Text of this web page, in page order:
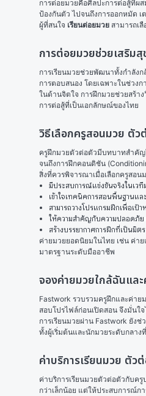
การต่อยมวยคือศิลปะการต่อสู้ที่ผ
ป้องกันตัว ไปจนถึงการออกหมัด เ
ผู้ที่สนใจ เรียนต่อยมวย สามารถเ
การต่อยมวยช่วยเสริม
การเรียนมวยช่วยพัฒนาทั้งกำลัง
การตอบสนอง โดยเฉพาะในช่วงก
ในด้านจิตใจ การฝึกมวยช่วยสร้า
การต่อสู้ที่เป็นเอกลักษณ์ของไทย
วิธีเลือกครูสอนมวย ตั
ครูฝึกมวยตัวต่อตัวมีบทบาทสำคัญ
จนถึงการฝึกคอนดิชัน
สิ่งที่ควรพิจารณาเมื่อเลือกครูสอน
มีประสบการณ์แข่งขันจริงในเวที
เข้าใจเทคนิคการสอนพื้นฐานแ
สามารถวางโปรแกรมฝึกเพื่อเป้
ให้ความสำคัญกับความปลอดภัย
สร้างบรรยากาศการฝึกที่เป็นมิต
ค่ายมวยยอดนิยมในไทย เช่น ค่า
มาตรฐานระดับมืออาชีพ
จองค่ายมวยใกล้ฉันแ
Fastwork รวบรวมครูฝึกและค่าย
สอบโปรไฟล์ก่อนเปิดสอน จึงมั่น
การเรียนมวยผ่าน Fastwork ยัง
ทั้งผู้เริ่มต้นและนักมวยระดับกลา
ค่าบริการเรียนมวย ตั
ค่าบริการเรียนมวยตัวต่อตัวกับค
กว่าเล็กน้อย แต่ให้ประสบการณ์ก